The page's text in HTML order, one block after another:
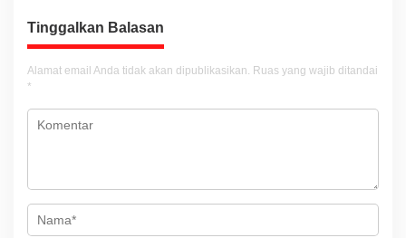
a
s
i
o
Tinggalkan Balasan
Alamat email Anda tidak akan dipublikasikan. Ruas yang wajib ditandai
*